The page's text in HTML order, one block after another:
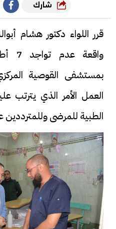
شارك
قرر اللواء دكتور هشام
بمستشفى القوصية
العمل الأمر الذي يترتب
الطبية للمرضى